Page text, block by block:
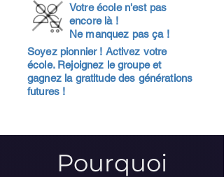
Votre école n'est pas
encore là !
Ne manquez pas ça !
Soyez pionnier ! Activez votre
école. Rejoignez le groupe et
gagnez la gratitude des générations
futures !
Pourquoi